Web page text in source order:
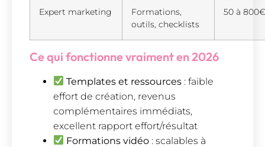
Expert marketing
Formations,
outils, checklists
50 à 800€
Ce qui fonctionne vraiment en 2026
Templates et ressources : faible
effort de création, revenus
complémentaires immédiats,
excellent rapport effort/résultat
Formations vidéo : scalables à